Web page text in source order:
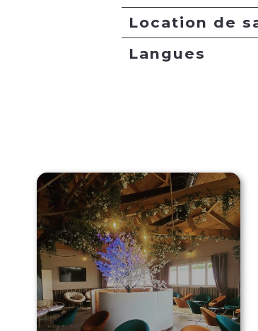
Location de
Langues